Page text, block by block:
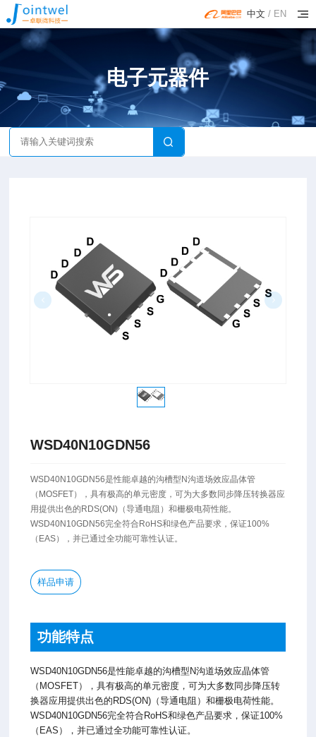
中文 / EN
电子元器件
WSD40N10GDN56
​WSD40N10GDN56是性能卓越的沟槽型N沟道场效应晶体管
（MOSFET），具有极高的单元密度，可为大多数同步降压转换器应
用提供出色的RDS(ON)（导通电阻）和栅极电荷性能。
WSD40N10GDN56完全符合RoHS和绿色产品要求，保证100%
（EAS），并已通过全功能可靠性认证。
样品申请
功能特点
WSD40N10GDN56是性能卓越的沟槽型N沟道场效应晶体管
（MOSFET），具有极高的单元密度，可为大多数同步降压转
换器应用提供出色的RDS(ON)（导通电阻）和栅极电荷性能。
WSD40N10GDN56完全符合RoHS和绿色产品要求，保证100%
（EAS），并已通过全功能可靠性认证。